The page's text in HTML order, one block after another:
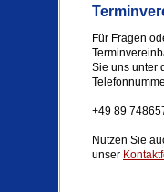
Für Fragen
Sie uns unter
+49 89
Nutzen Sie
unser